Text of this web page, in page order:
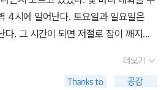
키피아를 읽다 뉴턴은 아인슈타인보다
마냥 지구로 떨어진다는 아이디어를 떠
을 발견했다는 일화도 학창 시절 누구
배우는 까닭이란다. 중학교 수학
클리드의 <기하원론>에서 요점만 추린
표적이다. 저자 안상현은 도형의 성질
공리 체계의 아름다움’을 깨닫는 거라며
분화 되었음에도 오늘 날, 미적분하면
연상하지 않는다. 물론 당대 독일이
기에 그런 측면도 있지만, 영국이 왕립
관련하여 투자자들 사이에 여전히 자주
' 같은 것도 있다), 또 엘리아데나 니체
는) 바슐라르를 하나의 '스타일'로서 재
한 순환을 주장한 이븐 칼둔, 슈펭글러,
are enchanting. Who you are,
an apricot flowers in sno
likes you. * 오우가 ; 대
것이 풀도 아닌 것이곧기는 뉘 시키며 속
푸르니 그를 좋아하노라.
. 그 시간이 되면 저절로 잠이 깨지만,
영어 공부도 할 수 있다. 무엇을 하든
시간
더보기